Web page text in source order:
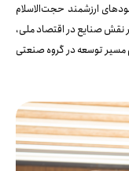
ارزشمند حجت‌الاسلام
نقش صنایع در اقتصاد ملی،
مسیر توسعه در گروه صنعتی